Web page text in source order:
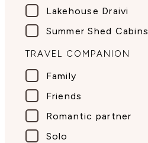
Lakehouse Draivi
Summer Shed Cabins
TRAVEL COMPANION
Family
Friends
Romantic partner
Solo